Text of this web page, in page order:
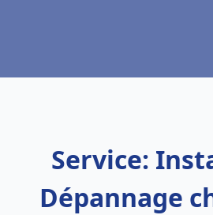
Service:
Dépannage